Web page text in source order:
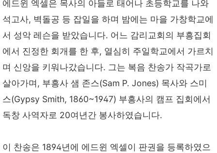
에드윈 엑셀은 목사의 아들로 태어나 초등학교를 나와
석고사, 벽돌공 등 잡일을 하며 밤에는 마을 가창학교에
서 성악 레슨을 받았습니다. 어느 감리교회의 부흥집회
에서 진정한 회개를 한 후, 열심히 주일학교에서 가르치
며 신앙을 키워나갔습니다. 그는 복음 찬송가 작곡가로
살아가며, 부흥사 샘 존스(Sam P. Jones) 목사와 스미
스(Gypsy Smith, 1860~1947) 부흥사의 캠프 집회에서
독창 사역자로 20여년간 봉사하였습니다.
이 찬송은 1894년에 에드윈 엑셀이 판권을 등록하였으